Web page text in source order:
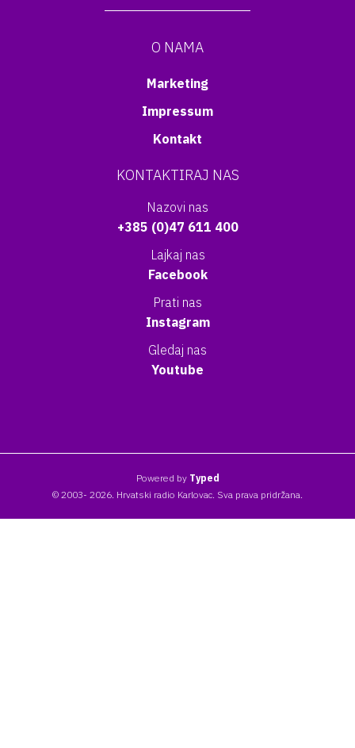
O NAMA
Marketing
Impressum
Kontakt
KONTAKTIRAJ NAS
Nazovi nas
+385 (0)47 611 400
Lajkaj nas
Facebook
Prati nas
Instagram
Gledaj nas
Youtube
Powered by Typed
© 2003- 2026. Hrvatski radio Karlovac. Sva prava pridržana.